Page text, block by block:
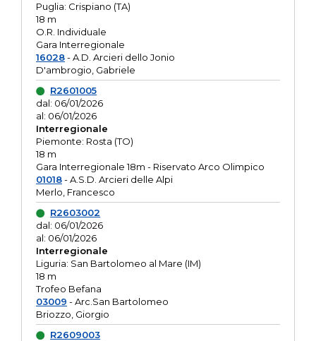
Puglia: Crispiano (TA)
18 m
O.R. Individuale
Gara Interregionale
16028- A.D. Arcieri dello Jonio
D'ambrogio, Gabriele
R2601005
dal: 06/01/2026
al: 06/01/2026
Interregionale
Piemonte: Rosta (TO)
18 m
Gara Interregionale 18m - Riservato Arco Olimpico
01018- A.S.D. Arcieri delle Alpi
Merlo, Francesco
R2603002
dal: 06/01/2026
al: 06/01/2026
Interregionale
Liguria: San Bartolomeo al Mare (IM)
18 m
Trofeo Befana
03009 - Arc.San Bartolomeo
Briozzo, Giorgio
R2609003